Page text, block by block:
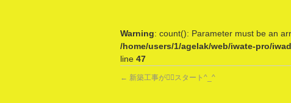
Warning: count(): Parameter must be an
/home/users/1/agelak/web/iwate-pro/
line 47
← 新築工事が👷‍♂️スタート^_^